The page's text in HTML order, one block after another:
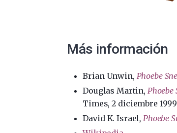
Más información
Brian Unwin, Phoebe
Douglas Martin, Phoebe
Times, 2 diciembre 1999
David K. Israel, Phoebe